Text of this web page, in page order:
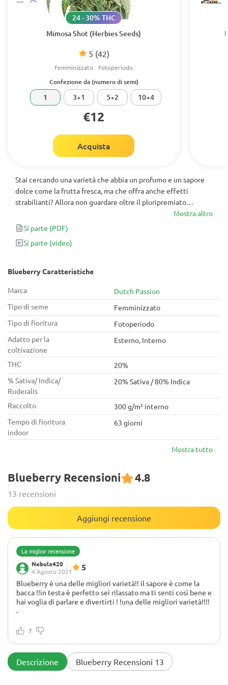
Mimosa Shot (Herbies Seeds)
5 (42)
24 - 30% THC
Femminizzato Fotoperiodo
Confezione da (numero di semi)
1 3+1 5+2 10+4
€12
Acquista
Stai cercando una varietà che abbia un profumo e un sapore
dolce come la frutta fresca, ma che offra anche effetti
strabilianti? Allora non guardare oltre il pluripremiato
Blueberry di Dutch Passion. Questa varietà a predominanza
Indica è piena di sapori dolci e terrosi, mentre i suoi alti livelli
di THC colpiscono duramente con effetti sedativi e
anestetizzanti. Questa dolce signora è sicuramente una
scopi medicinali che per un fine settimana trascorso oziando
Mostra altro
Si parte (PDF)
Si parte (video)
Blueberry Caratteristiche
Marca
Dutch Passion
Tipo di seme
Femminizzato
Tipo di fioritura
Fotoperiodo
Adatto per la
coltivazione
Esterno, Interno
THC
20%
% Sativa/ Indica/
Ruderalis
20% Sativa / 80% Indica
Raccolto
300 g/m² interno
Tempo di fioritura
indoor
63 giorni
Mostra tutto
Blueberry Recensioni 4.8
13 recensioni
Aggiungi recensione
La miglior recensione
Nebula420
4 Agosto 2021
5
Blueberry è una delle migliori varietà!! il sapore è come la
bacca !!in testa è perfetto sei rilassato ma ti senti così bene e
hai voglia di parlare e divertirti ! !una delle migliori varietà!!!!
-
bocciolo blu e un odore di bacche magiche, semplicemente
incredibili nutrienti 100% organici, il gusto e l'odore sono
diventati fantastici. 2. Mars Hydro per una straordinaria luce
7
Descrizione Blueberry Recensioni 13